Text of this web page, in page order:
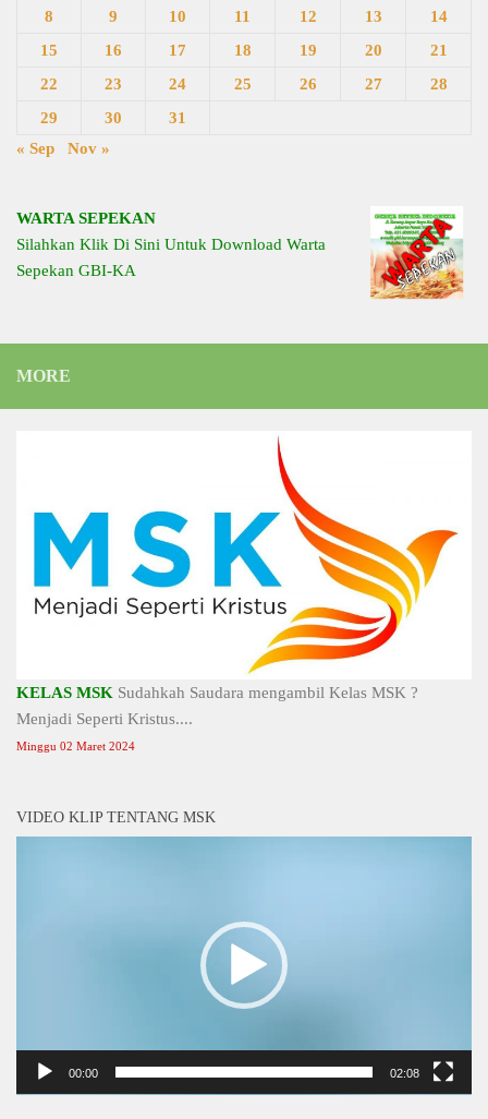
8
9 10 11 12 13
14
15
16 17 18 19 20
21
22
23 24 25 26 27
28
29
30
31
« Sep
Nov »
WARTA SEPEKAN
Silahkan Klik Di Sini Untuk Download Warta
Sepekan GBI-KA
MORE
KELAS MSK Sudahkah Saudara mengambil Kelas MSK ?
Menjadi Seperti Kristus....
Minggu 02 Maret 2024
VIDEO KLIP TENTANG MSK
00:00 02:08